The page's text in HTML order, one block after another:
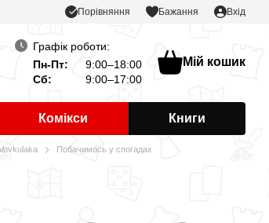
Порівняння Бажання Вхід
Графік роботи:
Пн-Пт:
9:00–18:00
Сб:
9:00–17:00
Мій кошик
Комікси Книги
Побачимось у спогадах